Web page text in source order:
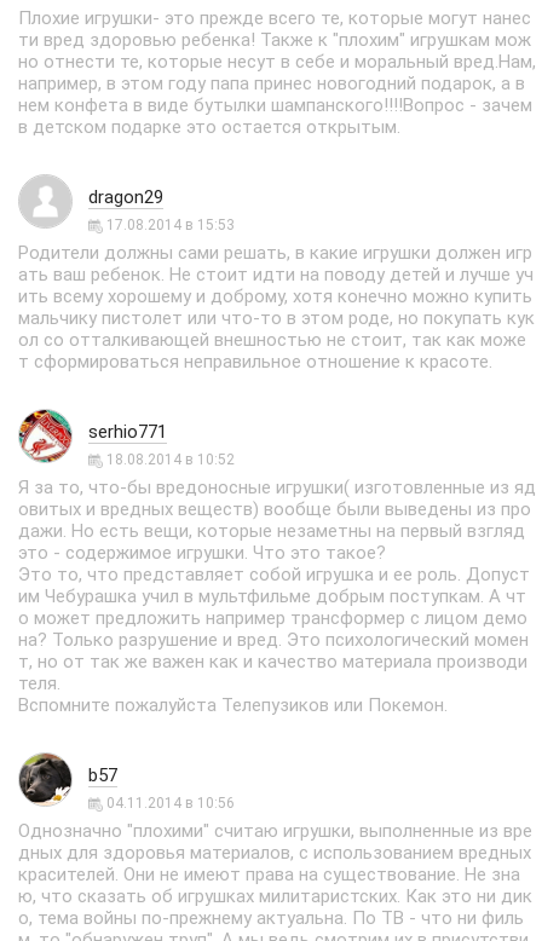
Плохие игрушки- это прежде всего те, которые могут нанес
ти вред здоровью ребенка! Также к "плохим" игрушкам мож
но отнести те, которые несут в себе и моральный вред.Нам,
например, в этом году папа принес новогодний подарок, а в
нем конфета в виде бутылки шампанского!!!!Вопрос - зачем
в детском подарке это остается открытым.
dragon29
17.08.2014 в 15:53
Родители должны сами решать, в какие игрушки должен игр
ать ваш ребенок. Не стоит идти на поводу детей и лучше уч
ить всему хорошему и доброму, хотя конечно можно купить
мальчику пистолет или что-то в этом роде, но покупать кук
ол со отталкивающей внешностью не стоит, так как може
т сформироваться неправильное отношение к красоте.
serhio771
18.08.2014 в 10:52
Я за то, что-бы вредоносные игрушки( изготовленные из яд
овитых и вредных веществ) вообще были выведены из про
дажи. Но есть вещи, которые незаметны на первый взгляд
это - содержимое игрушки. Что это такое?
Это то, что представляет собой игрушка и ее роль. Допуст
им Чебурашка учил в мультфильме добрым поступкам. А чт
о может предложить например трансформер с лицом демо
на? Только разрушение и вред. Это психологический момен
т, но от так же важен как и качество материала производи
теля.
Вспомните пожалуйста Телепузиков или Покемон.
b57
04.11.2014 в 10:56
Однозначно "плохими" считаю игрушки, выполненные из вре
дных для здоровья материалов, с использованием вредных
красителей. Они не имеют права на существование. Не зна
ю, что сказать об игрушках милитаристских. Как это ни дик
о, тема войны по-прежнему актуальна. По ТВ - что ни филь